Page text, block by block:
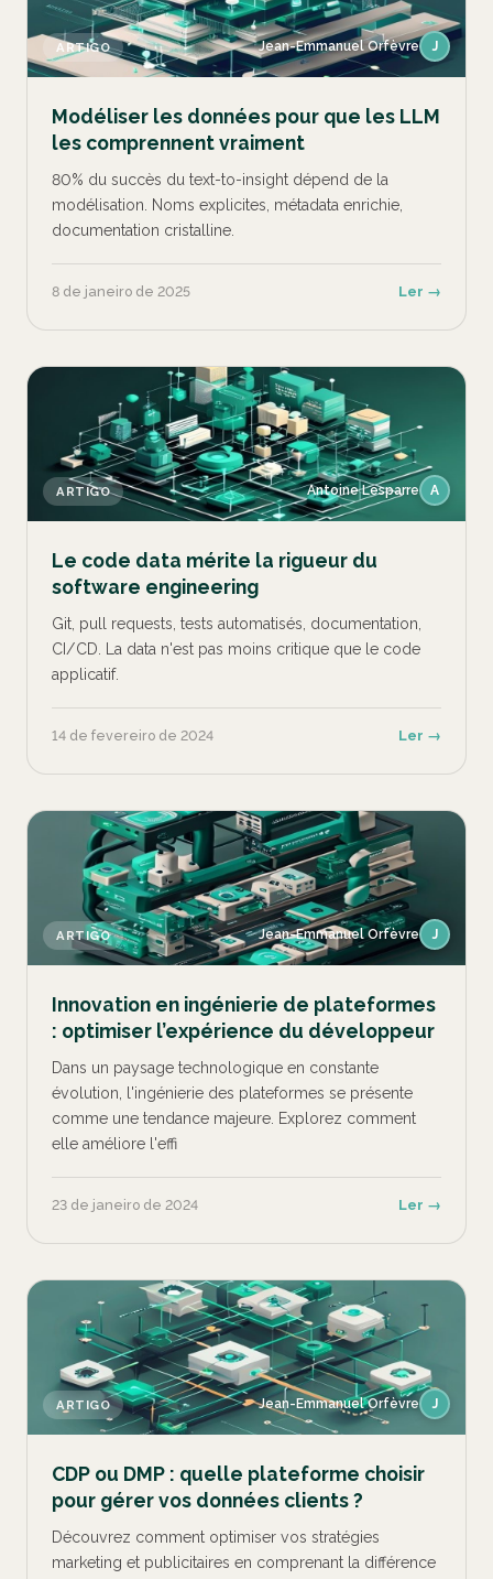
ARTIGO Jean-Emmanuel Orfèvre J
Modéliser les données pour que les LLM
les comprennent vraiment
80% du succès du text-to-insight dépend de la
modélisation. Noms explicites, métadata enrichie,
documentation cristalline.
8 de janeiro de 2025 Ler →
ARTIGO Antoine Lesparre A
Le code data mérite la rigueur du
software engineering
Git, pull requests, tests automatisés, documentation,
CI/CD. La data n'est pas moins critique que le code
applicatif.
14 de fevereiro de 2024 Ler →
ARTIGO Jean-Emmanuel Orfèvre J
Innovation en ingénierie de plateformes
: optimiser l’expérience du développeur
Dans un paysage technologique en constante
évolution, l'ingénierie des plateformes se présente
comme une tendance majeure. Explorez comment
elle améliore l'effi
23 de janeiro de 2024 Ler →
ARTIGO Jean-Emmanuel Orfèvre J
CDP ou DMP : quelle plateforme choisir
pour gérer vos données clients ?
Découvrez comment optimiser vos stratégies
marketing et publicitaires en comprenant la différence